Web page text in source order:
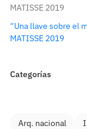
MATISSE 2019
“Una llave sobre el
MATISSE 2019
Categorías
Arq. nacional